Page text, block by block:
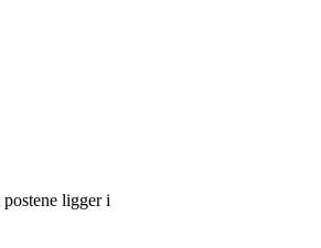
ligger i